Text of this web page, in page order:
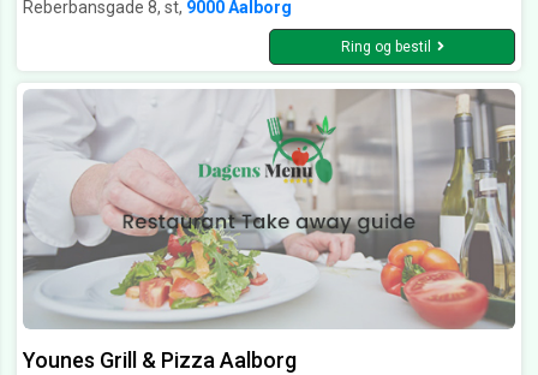
Reberbansgade 8, st, 9000 Aalborg
Ring og bestil
Younes Grill & Pizza Aalborg